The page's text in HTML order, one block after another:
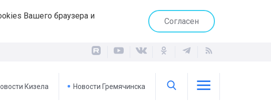
Вашего браузера и
Согласен
Кизела Новости Гремячинска